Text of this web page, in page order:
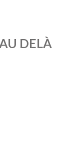
DELÀ